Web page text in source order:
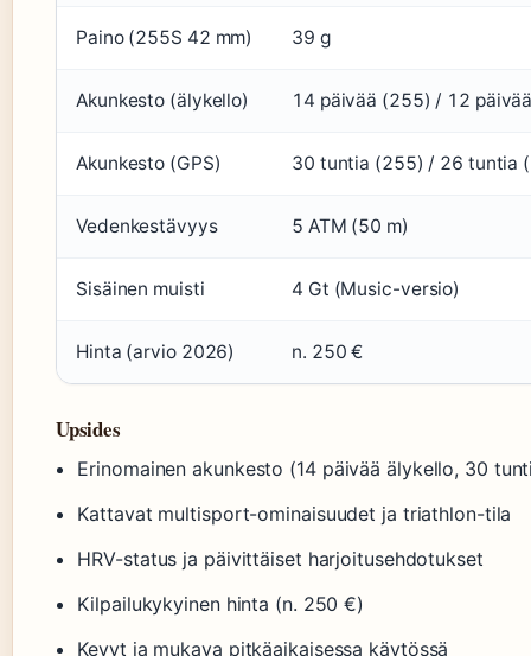
Paino (255S 42 mm) 39 g
Akunkesto (älykello) 14 päivää (255) / 12
Akunkesto (GPS) 30 tuntia (255) / 26 tuntia
Vedenkestävyys 5 ATM (50 m)
Sisäinen muisti 4 Gt (Music-versio)
Hinta (arvio 2026) n. 250 €
Upsides
Erinomainen akunkesto (14 päivää älykello, 30
Kattavat multisport-ominaisuudet ja triathlon-tila
HRV-status ja päivittäiset harjoitusehdotukset
Kilpailukykyinen hinta (n. 250 €)
Kevyt ja mukava pitkäaikaisessa käytössä